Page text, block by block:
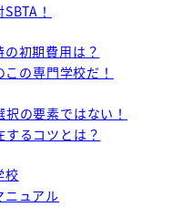
！
初期費用は？
の専門学校だ！
の要素ではない！
るコツとは？
校
ニュアル